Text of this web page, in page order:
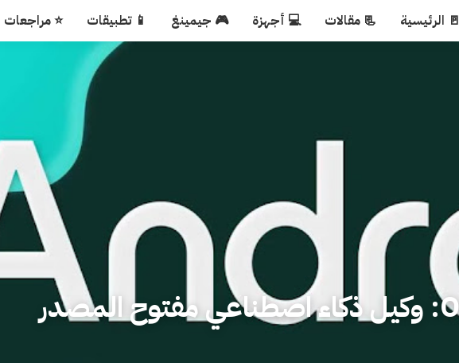
🚪 الرئيسية 📃 مقالات 💻 أجهزة 🎮 جيمينغ 📱 تطبيقات ⭐ مراجعات
تطبيق OpenDroid: وكيل ذكاء اصطناعي مفتوح المصدر